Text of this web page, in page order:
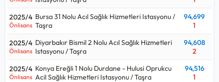
2025/4
Önlisans
Bursa 31 Nolu Acıl Sağlık Hizmetleri Istasyonu /
Taşra
94,699
1
2025/4
Önlisans
Diyarbakır Bismil 2 Nolu Acıl Sağlık Hizmetleri
Istasyonu / Taşra
94,608
2
2025/4
Önlisans
Konya Ereğli 1 Nolu Durdane - Hulusi Oprukcu
Acil Sağlık Hizmetleri Istasyonu / Taşra
94,516
1